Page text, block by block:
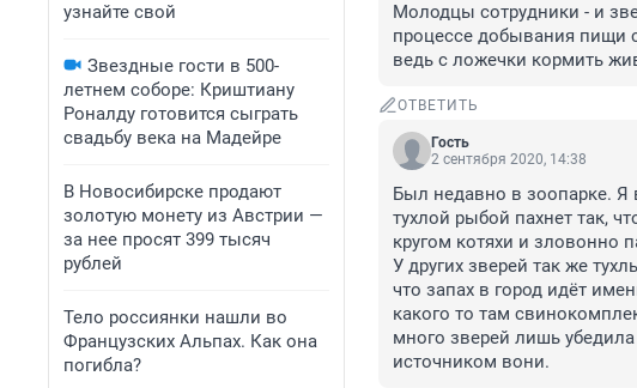
узнайте свой
Звездные гости в 500-
летнем соборе: Криштиану
Роналду готовится сыграть
свадьбу века на Мадейре
В Новосибирске продают
золотую монету из Австрии —
за нее просят 399 тысяч
рублей
Тело россиянки нашли во
Французских Альпах. Как она
погибла?
Молодцы сотрудники - и
процессе добывания пищи
ведь с ложечки кормить
ОТВЕТИТЬ
Гость
2 сентября 2020, 14:38
Был недавно в зоопарке. Я
тухлой рыбой пахнет так,
кругом котяхи и зловонно
У других зверей так же
что запах в город идёт
какого то там
много зверей лишь
источником вони.